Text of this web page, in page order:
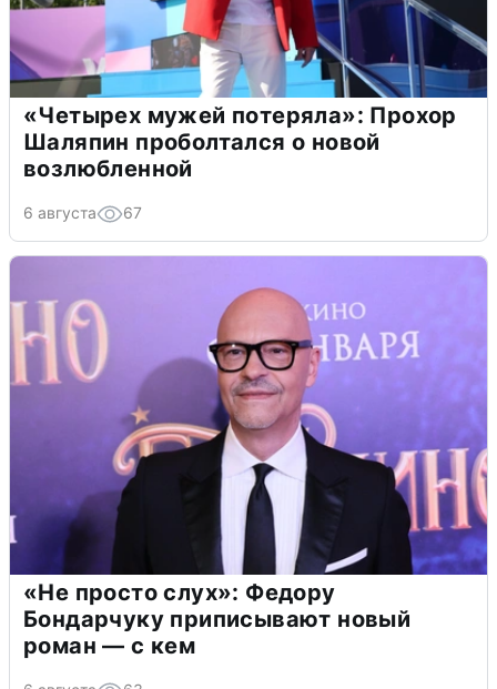
«Четырех мужей потеряла»: Прохор
Шаляпин проболтался о новой
возлюбленной
6 августа 67
«Не просто слух»: Федору
Бондарчуку приписывают новый
роман — с кем